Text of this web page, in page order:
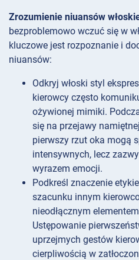
Zrozumienie niuansów
bezproblemowo wczuć się w
kluczowe jest rozpoznanie i
niuansów:
Odkryj włoski styl
kierowcy często
ożywionej mimiki.
się na przejawy
pierwszy rzut oka mogą
intensywnych, lecz
wyrazem emocji.
Podkreśl znaczenie
szacunku innym
nieodłącznym
Ustępowanie
uprzejmych gestów
cierpliwością w